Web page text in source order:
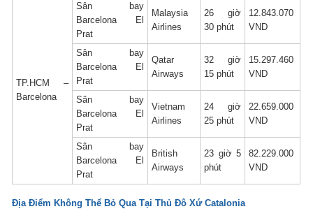
TP.HCM –
Barcelona
Sân bay
Barcelona El
Prat
Malaysia
Airlines
26 giờ
30 phút
12.843.070
VND
Sân bay
Barcelona El
Prat
Qatar
Airways
32 giờ
15 phút
15.297.460
VND
Sân bay
Barcelona El
Prat
Vietnam
Airlines
24 giờ
25 phút
22.659.000
VND
Sân bay
Barcelona El
Prat
British
Airways
23 giờ 5
phút
82.229.000
VND
Địa Điểm Không Thể Bỏ Qua Tại Thủ Đô Xứ Catalonia